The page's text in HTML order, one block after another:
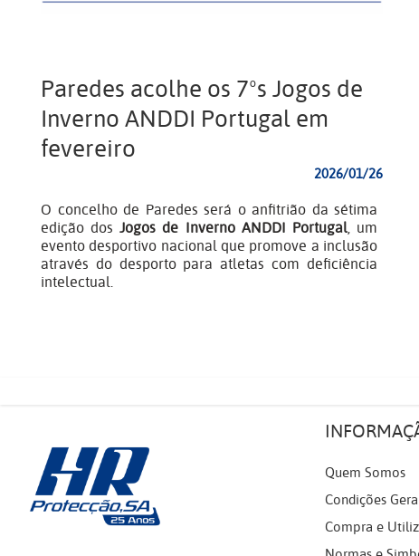
Paredes acolhe os 7ºs Jogos de
Inverno ANDDI Portugal em
fevereiro
2026/01/26
O concelho de Paredes será o anfitrião da sétima
edição dos Jogos de Inverno ANDDI Portugal, um
evento desportivo nacional que promove a inclusão
através do desporto para atletas com deficiência
intelectual.
Quem Somos
Condições
Compra e